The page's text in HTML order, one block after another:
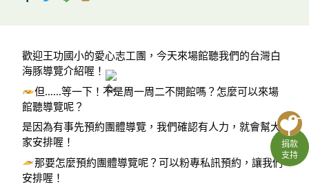
English
臉書
YouTube
捐款
支持
歡迎王功國小的愛心志工團，今天來場館聽我們的台灣白
海豚導覽介紹喔！
但……等一下！不是周一周二不開館嗎？怎麼可以來場
館聽導覽呢？
是因為有事先預約團體導覽，我們確認有人力，就會幫大
家安排喔！
那要怎麼預約團體導覽呢？可以粉專私訊預約，讓我們
安排喔！